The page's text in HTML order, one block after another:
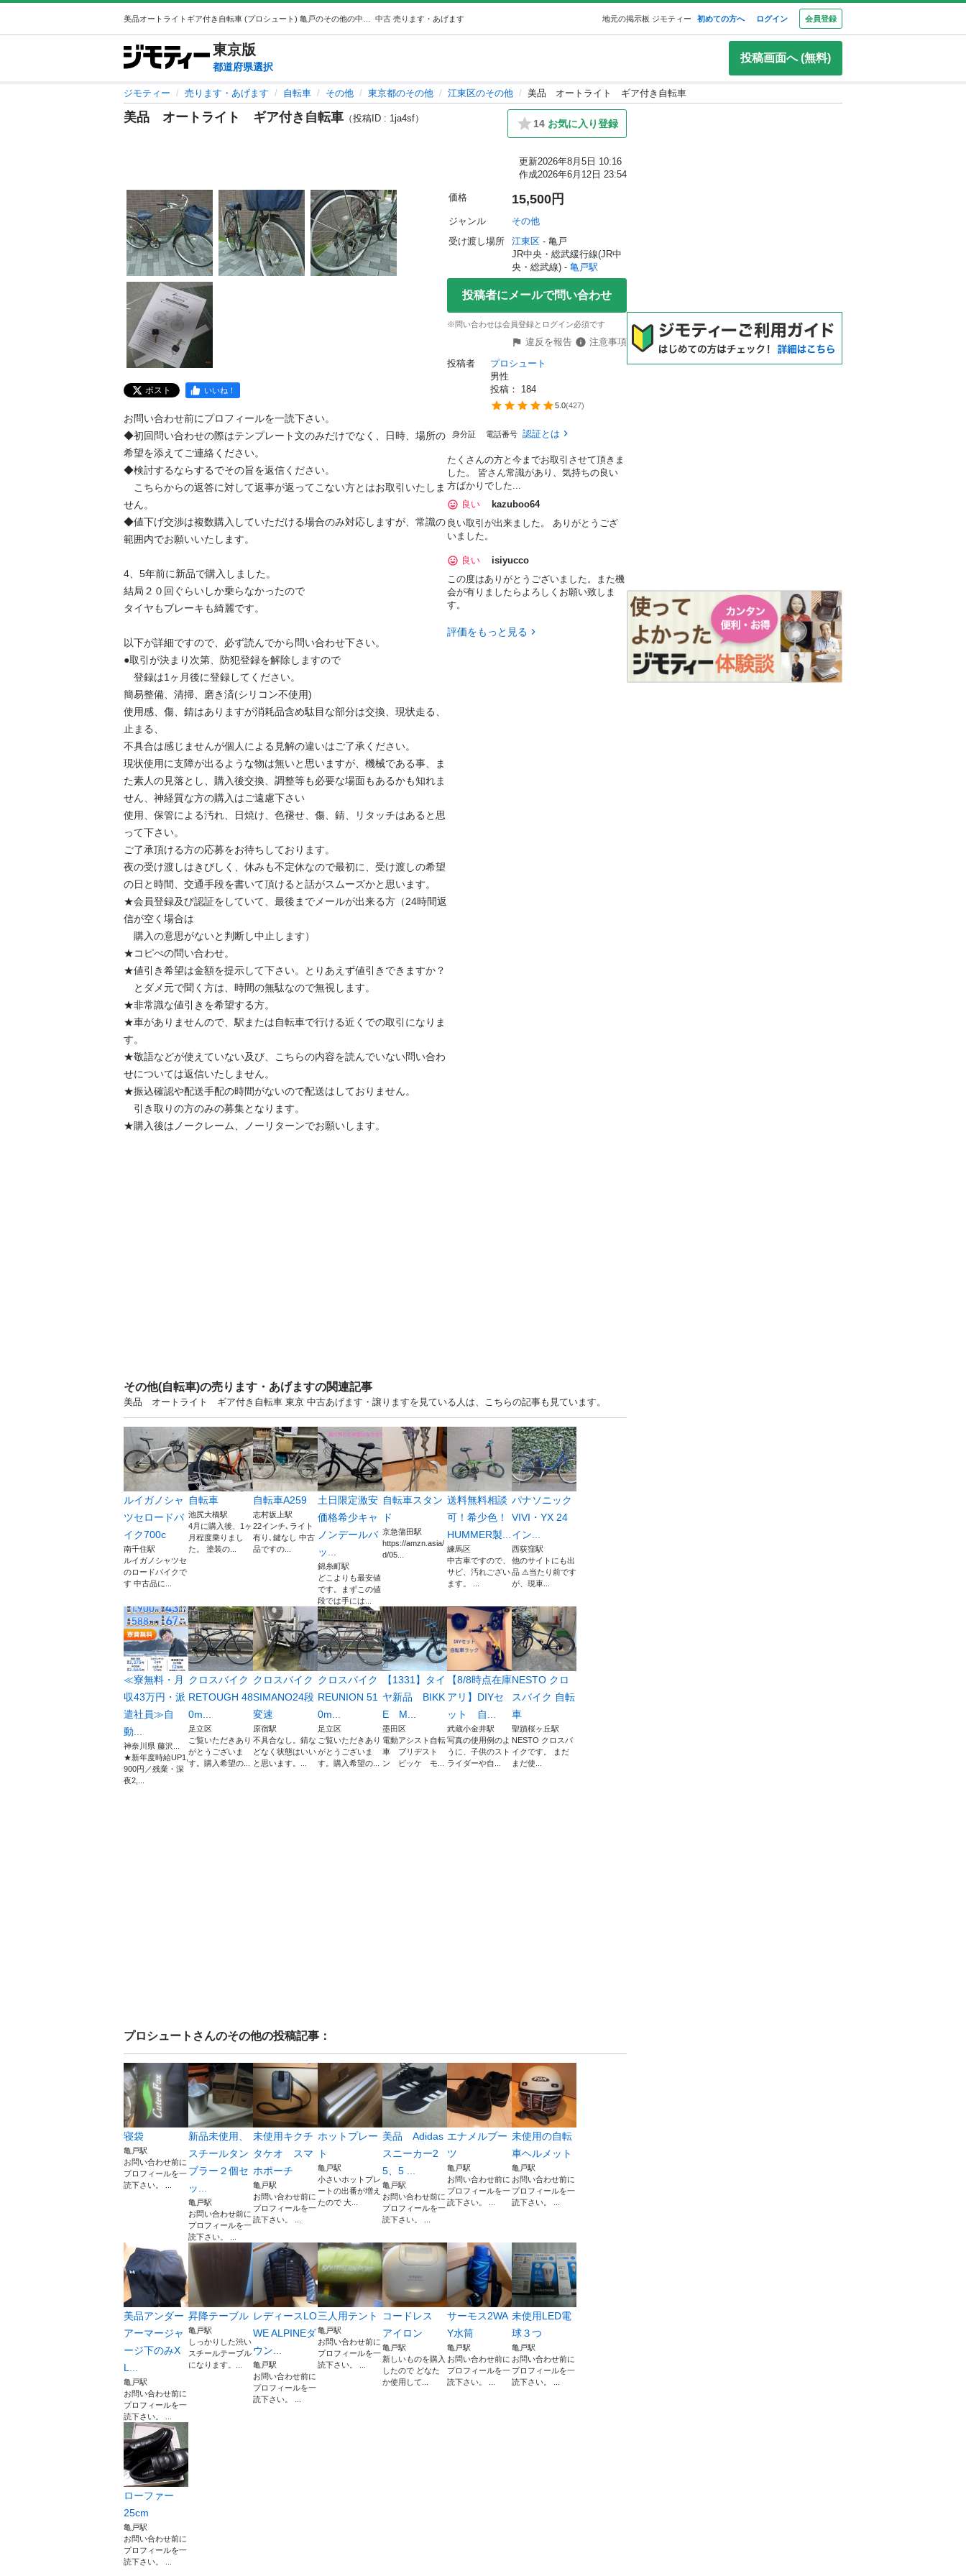
中古 売ります・あげます 地元の掲示板 ジモティー 初めての方へ ログイン 会員登録
東京版
都道府県選択
投稿画面へ (無料)
ジモティー 売ります・あげます 自転車 その他 東京都のその他 江東区のその他 美品 オートライト ギア付き自転車
美品 オートライト ギア付き自転車 （投稿ID : 1ja4sf） 14 お気に入り登録
更新2026年8月5日 10:16
作成2026年6月12日 23:54
ポスト いいね！
お問い合わせ前にプロフィールを一読下さい。
◆初回問い合わせの際はテンプレート文のみだけでなく、日時、場所の
希望を添えてご連絡ください。
◆検討するならするでその旨を返信ください。
こちらからの返答に対して返事が返ってこない方とはお取引いたしま
せん。
◆値下げ交渉は複数購入していただける場合のみ対応しますが、常識の
範囲内でお願いいたします。
4、5年前に新品で購入しました。
結局２０回ぐらいしか乗らなかったので
タイヤもブレーキも綺麗です。
以下が詳細ですので、必ず読んでから問い合わせ下さい。
●取引が決まり次第、防犯登録を解除しますので
登録は1ヶ月後に登録してください。
簡易整備、清掃、磨き済(シリコン不使用)
使用感、傷、錆はありますが消耗品含め駄目な部分は交換、現状走る、
止まる、
不具合は感じませんが個人による見解の違いはご了承ください。
現状使用に支障が出るような物は無いと思いますが、機械である事、ま
た素人の見落とし、購入後交換、調整等も必要な場面もあるかも知れま
せん、神経質な方の購入はご遠慮下さい
使用、保管による汚れ、日焼け、色褪せ、傷、錆、リタッチはあると思
って下さい。
ご了承頂ける方の応募をお待ちしております。
夜の受け渡しはきびしく、休みも不定休なので最初に、受け渡しの希望
の日と時間、交通手段を書いて頂けると話がスムーズかと思います。
★会員登録及び認証をしていて、最後までメールが出来る方（24時間返
信が空く場合は
購入の意思がないと判断し中止します）
★コピぺの問い合わせ。
★値引き希望は金額を提示して下さい。とりあえず値引きできますか？
とダメ元で聞く方は、時間の無駄なので無視します。
★非常識な値引きを希望する方。
★車がありませんので、駅または自転車で行ける近くでの取引になりま
す。
★敬語などが使えていない及び、こちらの内容を読んでいない問い合わ
せについては返信いたしません。
★振込確認や配送手配の時間がないので配送はしておりません。
引き取りの方のみの募集となります。
★購入後はノークレーム、ノーリターンでお願いします。
価格 15,500円
ジャンル
その他
受け渡し場所
江東区 - 亀戸
JR中央・総武緩行線(JR中
央・総武線) - 亀戸駅
投稿者にメールで問い合わせ
※問い合わせは会員登録とログイン必須です
違反を報告
注意事項
投稿者
プロシュート
男性
投稿： 184
5.0(427)
身分証 電話番号 認証とは
たくさんの方と今までお取引させて頂きま
した。 皆さん常識があり、気持ちの良い
方ばかりでした...
良い
kazuboo64
良い取引が出来ました。 ありがとうござ
いました。
良い
isiyucco
この度はありがとうございました。また機
会が有りましたらよろしくお願い致しま
す。
評価をもっと見る
その他(自転車)の売ります・あげますの関連記事
美品 オートライト ギア付き自転車 東京 中古あげます・譲りますを見ている人は、こちらの記事も見ています。
ルイガノシャ
ツセロードバ
イク700c
南千住駅
ルイガノシャツセ
のロードバイクで
す 中古品に...
自転車
池尻大橋駅
4月に購入後、1ヶ
月程度乗りまし
た。 塗装の...
自転車A259
志村坂上駅
22インチ､ライト
有り､鍵なし 中古
品ですの...
土日限定激安
価格希少キャ
ノンデールバ
ッ...
錦糸町駅
どこよりも最安値
です。まずこの値
段では手には...
自転車スタン
ド
京急蒲田駅
https://amzn.asia/
d/05...
送料無料相談
可！希少色！
HUMMER製...
練馬区
中古車ですので、
サビ、汚れござい
ます。 ...
パナソニック
VIVI・YX 24
イン...
西荻窪駅
他のサイトにも出
品 ⚠当たり前です
が、現車...
≪寮無料・月
収43万円・派
遣社員≫自
動...
神奈川県 藤沢...
★新年度時給UP1,
900円／残業・深
夜2,...
クロスバイク
RETOUGH 48
0m...
足立区
ご覧いただきあり
がとうございま
す。購入希望の...
クロスバイク
SIMANO24段
変速
原宿駅
不具合なし。錆な
どなく状態はいい
と思います。...
クロスバイク
REUNION 51
0m...
足立区
ご覧いただきあり
がとうございま
す。購入希望の...
【1331】タイ
ヤ新品 BIKK
E M...
墨田区
電動アシスト自転
車 ブリヂスト
ン ビッケ モ...
【8/8時点在庫
アリ】DIYセ
ット 自...
武蔵小金井駅
写真の使用例のよ
うに、子供のスト
ライダーや自...
NESTO クロ
スバイク 自転
車
聖蹟桜ヶ丘駅
NESTO クロスバ
イクです。 まだ
まだ使...
プロシュート さんのその他の投稿記事：
寝袋
亀戸駅
お問い合わせ前に
プロフィールを一
読下さい。 ...
新品未使用、
スチールタン
ブラー２個セ
ッ...
亀戸駅
お問い合わせ前に
プロフィールを一
読下さい。 ...
未使用キクチ
タケオ スマ
ホポーチ
亀戸駅
お問い合わせ前に
プロフィールを一
読下さい。 ...
ホットプレー
ト
亀戸駅
小さいホットプレ
ートの出番が増え
たので 大...
美品 Adidas
スニーカー2
5、5 ...
亀戸駅
お問い合わせ前に
プロフィールを一
読下さい。 ...
エナメルブー
ツ
亀戸駅
お問い合わせ前に
プロフィールを一
読下さい。 ...
未使用の自転
車ヘルメット
亀戸駅
お問い合わせ前に
プロフィールを一
読下さい。 ...
美品アンダー
アーマージャ
ージ下のみX
L...
亀戸駅
お問い合わせ前に
プロフィールを一
読下さい。 ...
昇降テーブル
亀戸駅
しっかりした渋い
スチールテーブル
になります。...
レディースLO
WE ALPINEダ
ウン...
亀戸駅
お問い合わせ前に
プロフィールを一
読下さい。 ...
三人用テント
亀戸駅
お問い合わせ前に
プロフィールを一
読下さい。 ...
コードレス
アイロン
亀戸駅
新しいものを購入
したので どなた
か使用して...
サーモス2WA
Y水筒
亀戸駅
お問い合わせ前に
プロフィールを一
読下さい。 ...
未使用LED電
球３つ
亀戸駅
お問い合わせ前に
プロフィールを一
読下さい。 ...
ローファー
25cm
亀戸駅
お問い合わせ前に
プロフィールを一
読下さい。 ...